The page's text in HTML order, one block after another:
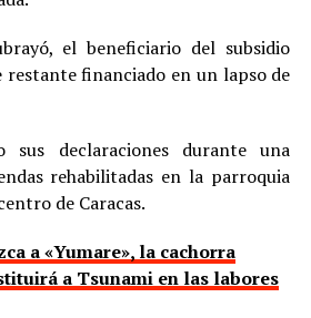
el beneficiario del subsidio
restante financiado en un lapso de
sus declaraciones durante una
rehabilitadas en la parroquia
de Caracas.
a «Yumare», la cachorra
a Tsunami en las labores